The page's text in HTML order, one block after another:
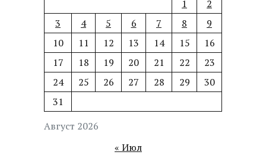
Август 2026
1
2
3
4 5 6 7 8
9
10
11 12 13 14 15
16
17
18 19 20 21 22
23
24
25 26 27 28 29
30
31
« Июл